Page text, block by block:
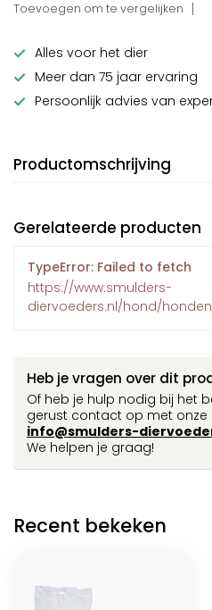
Toevoegen om te vergelijken
Alles voor het dier
Meer dan 75 jaar ervaring
Persoonlijk advies van
Productomschrijving
Gerelateerde producten
TypeError: Failed to fetch
https://www.smulders-
diervoeders.nl/hond/
Heb je vragen over dit
Of heb je hulp nodig bij het
gerust contact op met onze
info@smulders-
We helpen je graag!
Recent bekeken